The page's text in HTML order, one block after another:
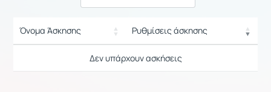
Όνομα Άσκησης
Ρυθμίσεις άσκησης
Ρυθμίσεις επιλογής /
Δεν υπάρχουν ασκήσεις